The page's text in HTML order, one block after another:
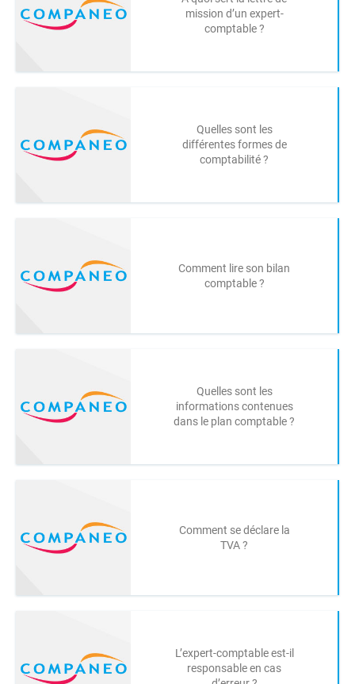
mission d’un expert-
comptable ?
Quelles sont les
différentes formes de
comptabilité ?
Comment lire son bilan
comptable ?
Quelles sont les
informations contenues
dans le plan comptable ?
Comment se déclare la
TVA ?
L’expert-comptable est-il
responsable en cas